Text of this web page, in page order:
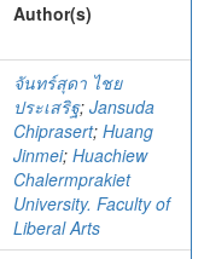
Author(s)
จันทร์สุดา ไชย
ประเสริฐ; Jansuda
Chiprasert; Huang
Jinmei; Huachiew
Chalermprakiet
University. Faculty of
Liberal Arts